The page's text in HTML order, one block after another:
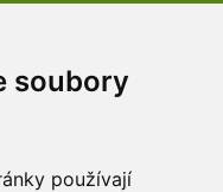
soubory
používají